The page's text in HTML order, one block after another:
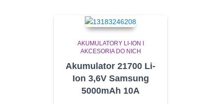
AKUMULATORY LI-ION I
AKCESORIA DO NICH
Akumulator 21700 Li-
Ion 3,6V Samsung
5000mAh 10A